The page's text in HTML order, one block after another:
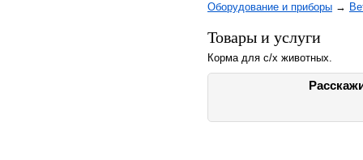
Оборудование и приборы →
Товары и услуги
Корма для с/х животных.